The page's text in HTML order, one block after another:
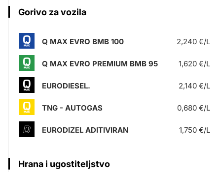
Gorivo za vozila
Q MAX EVRO BMB 100 2,240 €/L
Q MAX EVRO PREMIUM BMB 95 1,620 €/L
EURODIESEL. 2,140 €/L
TNG - AUTOGAS 0,680 €/L
EURODIZEL ADITIVIRAN 1,750 €/L
Hrana i ugostiteljstvo